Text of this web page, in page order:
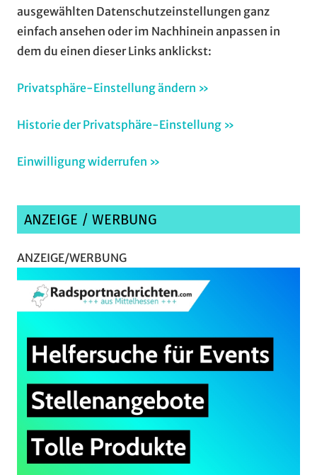
ausgewählten Datenschutzeinstellungen ganz
einfach ansehen oder im Nachhinein anpassen in
dem du einen dieser Links anklickst:
Privatsphäre-Einstellung ändern »
Historie der Privatsphäre-Einstellung »
Einwilligung widerrufen »
ANZEIGE / WERBUNG
ANZEIGE/WERBUNG